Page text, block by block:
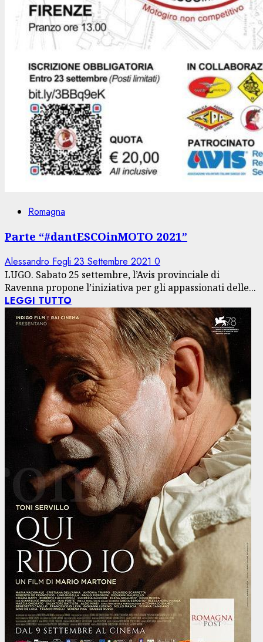
Romagna
Parte “#dantESCOinMOTO 2021”
Alessandro Fogli 23 Settembre 2021 0
LUGO. Sabato 25 settembre, l’Avis provinciale di
Ravenna propone l’iniziativa per gli appassionati delle...
LEGGI TUTTO